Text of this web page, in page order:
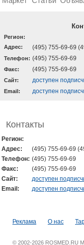
Регион:
Адрес:
(495) 755-69-69
Телефон: (495) 755-69-69
Факс: (495) 755-69-69
Cайт: доступен
Email: доступен
Контакты
Регион:
Адрес:
(495) 755-69-69
Телефон: (495) 755-69-69
Факс:
(495) 755-69-69
Cайт:
доступен
Email:
доступен
Реклама О нас
© 2002-2026 ROSMED.RU